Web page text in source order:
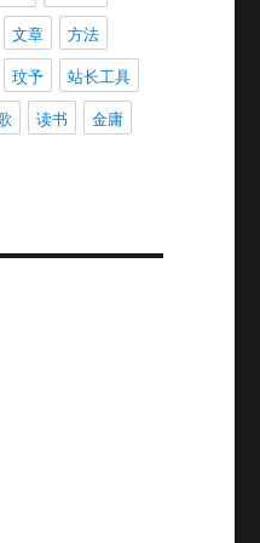
文章
方法
玟予
站长工具
读书
金庸